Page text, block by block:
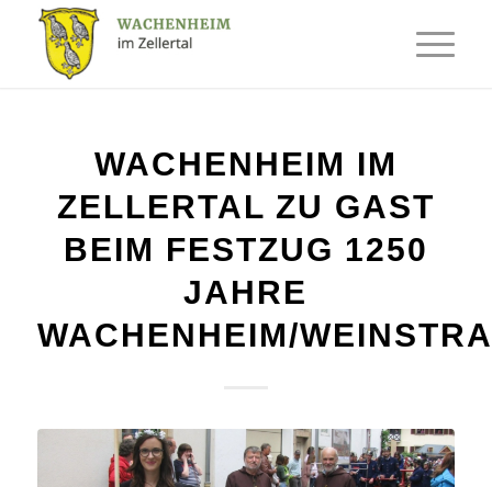
WACHENHEIM IM
ZELLERTAL ZU GAST
BEIM FESTZUG 1250
JAHRE
WACHENHEIM/